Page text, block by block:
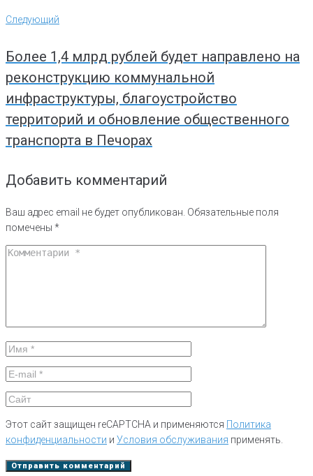
Следующий
Следующий
Более 1,4 млрд рублей будет направлено на
реконструкцию коммунальной
инфраструктуры, благоустройство
территорий и обновление общественного
транспорта в Печорах
Добавить комментарий
Ваш адрес email не будет опубликован. Обязательные поля
помечены *
Этот сайт защищен reCAPTCHA и применяются Политика
конфиденциальности и Условия обслуживания применять.